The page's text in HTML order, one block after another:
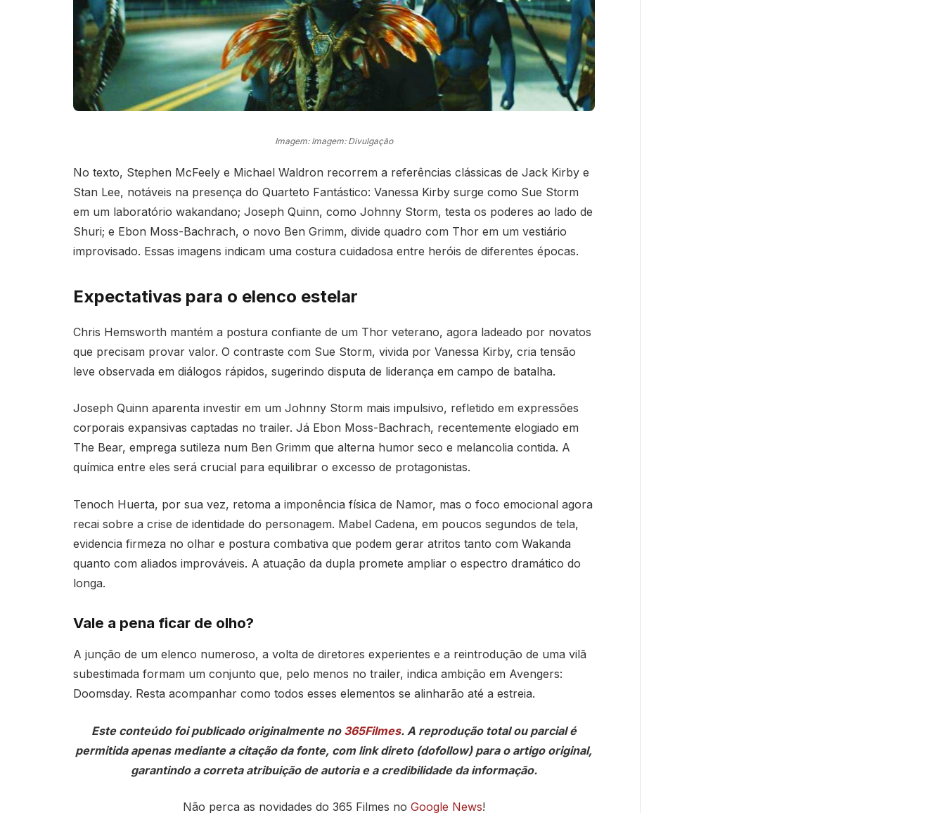
Imagem: Imagem: Divulgação
No texto, Stephen McFeely e Michael Waldron recorrem a referências clássicas de Jack Kirby e
Stan Lee, notáveis na presença do Quarteto Fantástico: Vanessa Kirby surge como Sue Storm
em um laboratório wakandano; Joseph Quinn, como Johnny Storm, testa os poderes ao lado de
Shuri; e Ebon Moss-Bachrach, o novo Ben Grimm, divide quadro com Thor em um vestiário
improvisado. Essas imagens indicam uma costura cuidadosa entre heróis de diferentes épocas.
Expectativas para o elenco estelar
Chris Hemsworth mantém a postura confiante de um Thor veterano, agora ladeado por novatos
que precisam provar valor. O contraste com Sue Storm, vivida por Vanessa Kirby, cria tensão
leve observada em diálogos rápidos, sugerindo disputa de liderança em campo de batalha.
Joseph Quinn aparenta investir em um Johnny Storm mais impulsivo, refletido em expressões
corporais expansivas captadas no trailer. Já Ebon Moss-Bachrach, recentemente elogiado em
The Bear, emprega sutileza num Ben Grimm que alterna humor seco e melancolia contida. A
química entre eles será crucial para equilibrar o excesso de protagonistas.
Tenoch Huerta, por sua vez, retoma a imponência física de Namor, mas o foco emocional agora
recai sobre a crise de identidade do personagem. Mabel Cadena, em poucos segundos de tela,
evidencia firmeza no olhar e postura combativa que podem gerar atritos tanto com Wakanda
quanto com aliados improváveis. A atuação da dupla promete ampliar o espectro dramático do
longa.
Vale a pena ficar de olho?
A junção de um elenco numeroso, a volta de diretores experientes e a reintrodução de uma vilã
subestimada formam um conjunto que, pelo menos no trailer, indica ambição em Avengers:
Doomsday. Resta acompanhar como todos esses elementos se alinharão até a estreia.
Este conteúdo foi publicado originalmente no 365Filmes. A reprodução total ou parcial é
permitida apenas mediante a citação da fonte, com link direto (dofollow) para o artigo original,
garantindo a correta atribuição de autoria e a credibilidade da informação.
Não perca as novidades do 365 Filmes no Google News!